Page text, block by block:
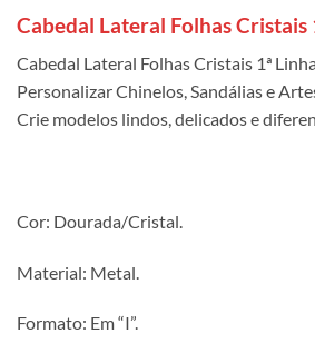
Cabedal Lateral Folhas Cristais
Cabedal Lateral Folhas Cristais 1ª
Personalizar Chinelos, Sandálias e
Crie modelos lindos, delicados e
Cor: Dourada/Cristal.
Material: Metal.
Formato: Em “I”.